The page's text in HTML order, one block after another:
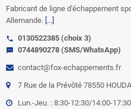
Fabricant de ligne d'échappement
Allemande. [...]
call 0130522385 (choix 3)
sms
0744890278 (SMS/WhatsApp)
contact@fox-echappements.fr
7 Rue de la Prévôté 78550
Lun.-Jeu. : 8:30-12:30/14:00-17:30